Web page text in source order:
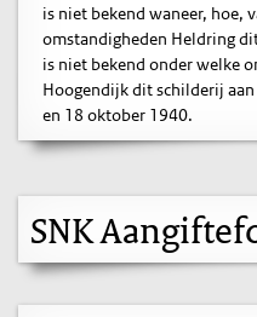
is niet bekend waneer, hoe,
omstandigheden Heldring
is niet bekend onder welke
Hoogendijk dit schilderij
en 18 oktober 1940.
SNK